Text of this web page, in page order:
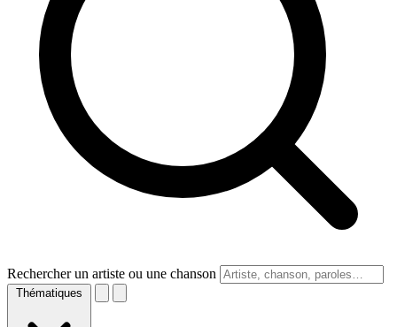
Rechercher un artiste ou une chanson
Thématiques